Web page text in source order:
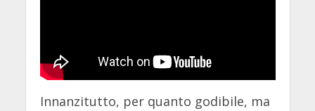
Innanzitutto, per quanto godibile, ma